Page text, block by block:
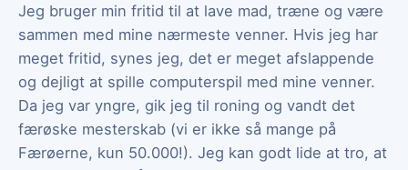
Jeg bruger min fritid til at lave mad, træne og være
sammen med mine nærmeste venner. Hvis jeg har
meget fritid, synes jeg, det er meget afslappende
og dejligt at spille computerspil med mine venner.
Da jeg var yngre, gik jeg til roning og vandt det
færøske mesterskab (vi er ikke så mange på
Færøerne, kun 50.000!). Jeg kan godt lide at tro, at